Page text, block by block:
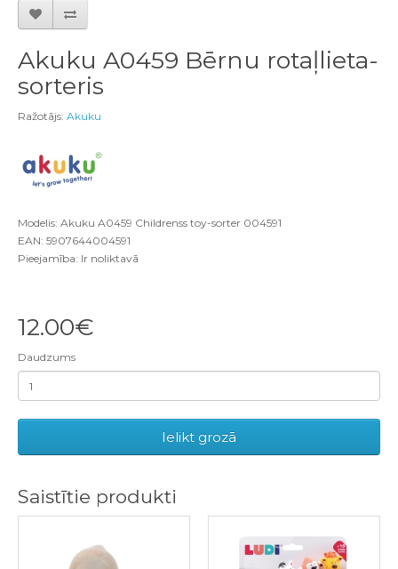
Akuku A0459 Bērnu rotaļlieta-
sorteris
Ražotājs: Akuku
Modelis: Akuku A0459 Childrenss toy-sorter 004591
EAN: 5907644004591
Pieejamība: Ir noliktavā
12.00€
Daudzums
Ielikt grozā
Saistītie produkti